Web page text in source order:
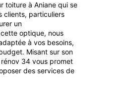
toiture à Aniane qui se
clients, particuliers
un
optique, nous
à vos besoins,
Misant sur son
rénov 34 vous promet
des services de